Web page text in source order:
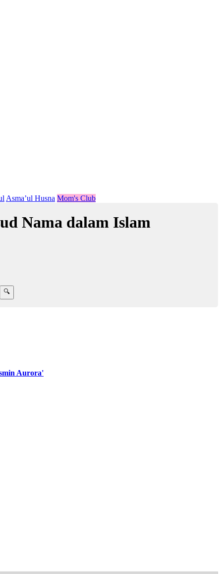
Asma’ul Husna Mom's Club
Nama dalam Islam
Aurora'